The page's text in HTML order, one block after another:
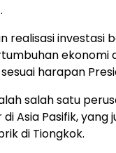
realisasi investasi
ekonomi
harapan
salah satu
Asia Pasifik, yang
di Tiongkok.